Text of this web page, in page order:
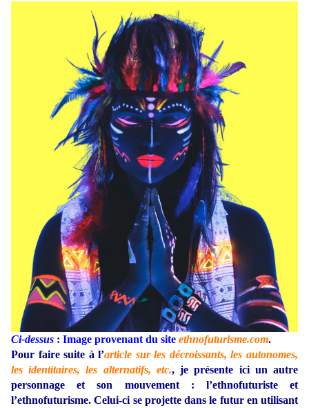
Ci-dessus : Image provenant du site ethnofuturisme.com.
Pour faire suite à l’article sur les décroissants, les autonomes,
les identitaires, les alternatifs, etc., je présente ici un autre
personnage et son mouvement : l’ethnofuturiste et
l’ethnofuturisme. Celui-ci se projette dans le futur en utilisant